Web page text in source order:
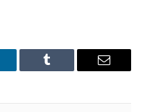
Tumblr Email